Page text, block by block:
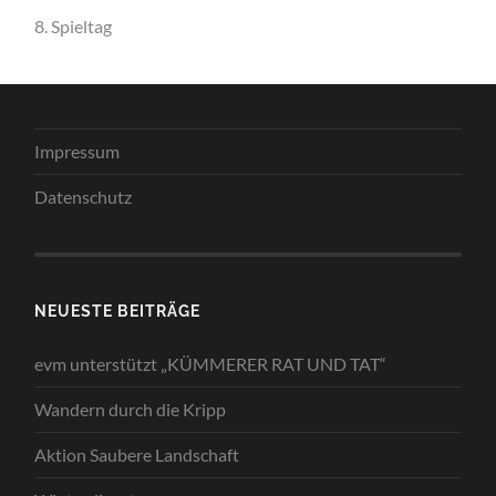
8. Spieltag
Impressum
Datenschutz
NEUESTE BEITRÄGE
evm unterstützt „KÜMMERER RAT UND TAT“
Wandern durch die Kripp
Aktion Saubere Landschaft